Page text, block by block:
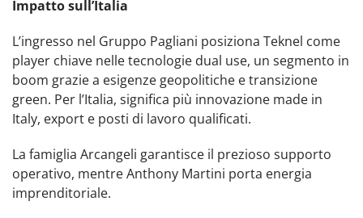
Impatto sull’Italia
L’ingresso nel Gruppo Pagliani posiziona Teknel come
player chiave nelle tecnologie dual use, un segmento in
boom grazie a esigenze geopolitiche e transizione
green. Per l’Italia, significa più innovazione made in
Italy, export e posti di lavoro qualificati.
La famiglia Arcangeli garantisce il prezioso supporto
operativo, mentre Anthony Martini porta energia
imprenditoriale.